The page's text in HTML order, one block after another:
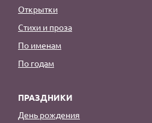
Открытки
Стихи и проза
По именам
По годам
ПРАЗДНИКИ
День рождения